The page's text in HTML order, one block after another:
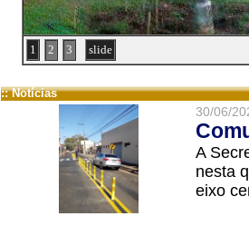
1 2 3 slide
:: Notícias
30/06/
A
nesta
eixo